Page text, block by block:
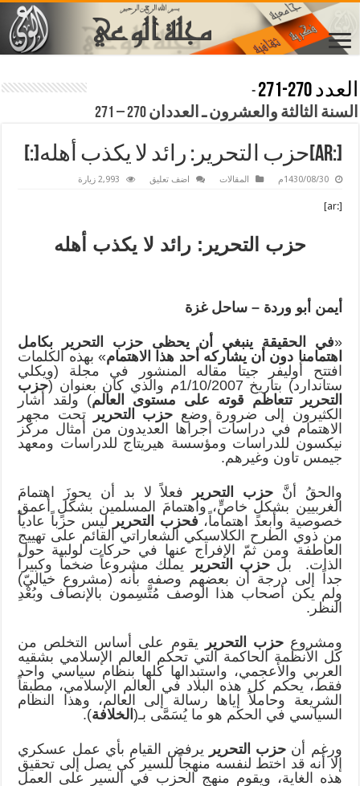
العدد 270-271
-
السنة الثالثة والعشرون ـ العددان 270 – 271
[:ar]حزب التحرير: رائد لا يكذب أهله[:]
1430/08/30م المقالات اضف تعليق 2,993 زيارة
[:ar]
حزب التحرير: رائد لا يكذب أهله
أيمن أبو وردة – ساحل غزة
«في الحقيقة ينبغي أن يحظى حزب التحرير بكامل
اهتمامنا دون أن يشاركه أحد هذا الاهتمام» بهذه الكلمات
افتتح أوليفر جيتا مقاله المنشور في مجلة (ويكلي
ستاندارد) بتاريخ 1/10/2007م والذي كان بعنوان (
حزب
التحرير تتعاظم قوته على مستوى العالم) ولقد أشار
الكثيرون إلى ضرورة وضع حزب التحريرتحت مجهر
الاهتمام في دراسات أجراها العديدون من أمثال مركز
نيكسون للدراسات ومؤسسة هيريتاج للدراسات ومعهد
جيمس تاون وغيرهم.
والحقُ أنَّ حزب التحرير
فعلاً لا بد أن يحوزَ اهتمامَ
الغربيين بشكلٍ خاصٍّ، واهتمامَ المسلمين بشكلٍ أعمق
خصوصية وأبعد اهتماماً،فحزب التحرير ليس حزباً عادياً
من ذوي الطرح الكلاسيكي الشعاراتي القائم على تهييج
العاطفة ومن ثمّ الإفراج عنها في حركات لولبية حول
الذات. بلحزب التحرير
يملك مشروعاً ضخماً وكبيراً
جداً إلى درجة أن بعضهم وصفه بأنه (مشروع خياليّ)
ولم يكن أصحاب هذا الوصف مُتَّسِمون بالإنصاف وبُعْدِ
النظر.
ومشروعحزب التحرير
يقوم على أساس التخلص من
كل الأنظمة الحاكمة التي تحكم العالم الإسلامي بشقيه
العربي والأعجمي، واستبدالها كلها بنظام سياسي واحد
فقط، يحكم كل هذه البلاد في العالم الإسلامي، مطبقاً
الشريعة وحاملاً إياها رسالة إلى العالم، وهذا النظام
السياسي في الحكم هو ما يُسَمَّى بـ( الخلافة).
ورغم أن حزب التحرير يرفض القيام بأي عمل عسكري
إلا أنه قد اختط لنفسه منهجاً للسير كي يصل إلى تحقيق
هذه الغاية، ويقوم منهج الحزب في السير على العمل